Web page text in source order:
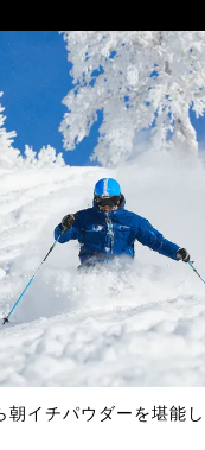
朝イチパウダーを堪能し